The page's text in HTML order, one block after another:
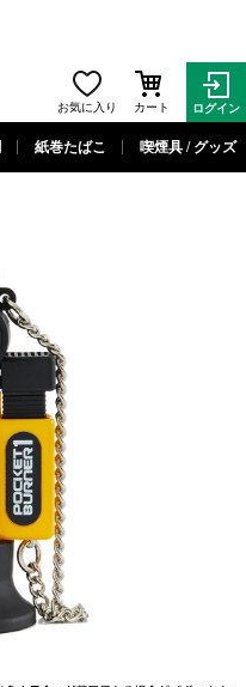
お気に入り カート ログイン
紙巻たばこ 喫煙具 / グッズ